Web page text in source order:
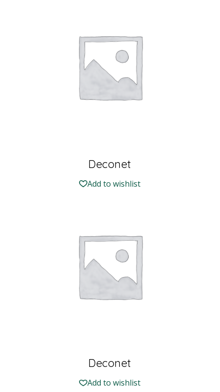
Deconet
Add to wishlist
Deconet
Add to wishlist